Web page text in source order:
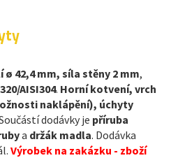
42,4 mm, síla stěny 2 mm,
AISI304. Horní kotvení, vrch
naklápění), úchyty
dodávky je příruba
a držák madla. Dodávka
Výrobek na zakázku - zboží